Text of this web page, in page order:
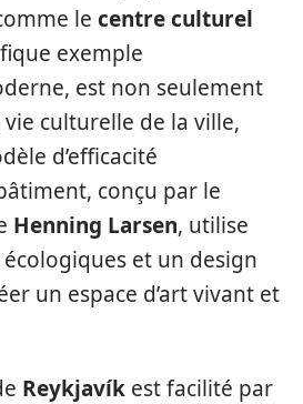
le centre culturel
exemple
est non seulement
culturelle de la ville,
d’efficacité
conçu par le
Henning Larsen, utilise
et un design
un espace d’art vivant et
Reykjavík est facilité par